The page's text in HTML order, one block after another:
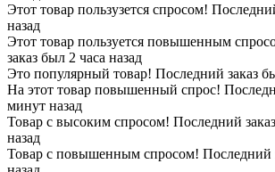
Этот товар пользузется спросом!
назад
Этот товар пользуется повышенным
заказ был 2 часа назад
Это популярный товар! Последний заказ
На этот товар повышенный спрос!
минут назад
Товар с высоким спросом! Последний
назад
Товар с повышенным спросом! Последний